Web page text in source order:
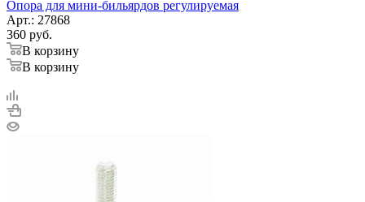
Опора для мини-бильярдов регулируемая
Арт.: 27868
360 руб.
В корзину
В корзину